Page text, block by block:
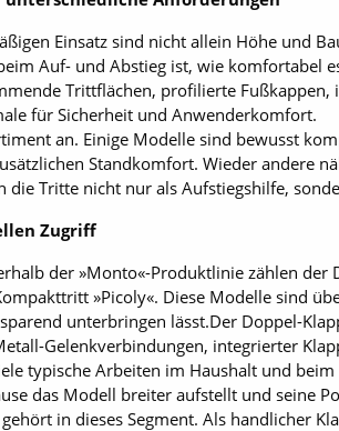
Einsatz sind nicht allein Höhe und
Auf- und Abstieg ist, wie komfortabel
Trittflächen, profilierte
für Sicherheit und Anwenderkomfort.
an. Einige Modelle sind bewusst
Standkomfort. Wieder andere
die Tritte nicht nur als Aufstiegshilfe,
Zugriff
der »Monto«-Produktlinie zählen der
»Picoly«. Diese Modelle sind
unterbringen lässt.Der Doppel-
Gelenkverbindungen, integrierter
typische Arbeiten im Haushalt und
das Modell breiter aufstellt und seine
in dieses Segment. Als handlicher